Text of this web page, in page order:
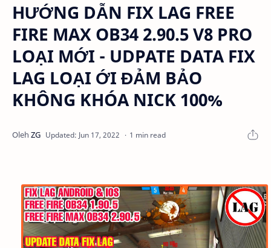
HƯỚNG DẪN FIX LAG FREE
FIRE MAX OB34 2.90.5 V8 PRO
LOẠI MỚI - UDPATE DATA FIX
LAG LOẠI ỚI ĐẢM BẢO
KHÔNG KHÓA NICK 100%
1 min read